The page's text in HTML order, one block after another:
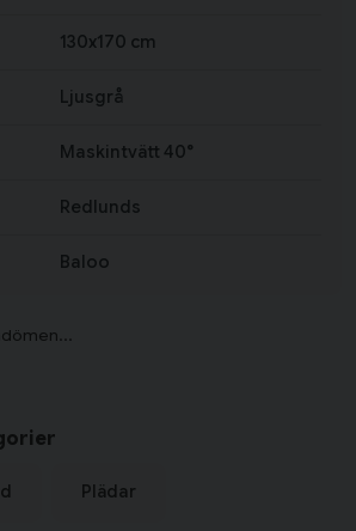
130x170 cm
Ljusgrå
Maskintvätt 40°
Redlunds
Baloo
Plädar